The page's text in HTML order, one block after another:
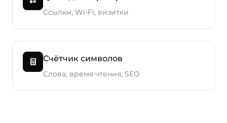
Ссылки, Wi-Fi, визитки
Счётчик символов
Слова, время чтения, SEO